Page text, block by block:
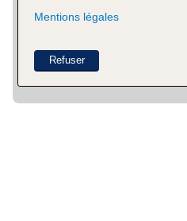
Mentions légales
Refuser